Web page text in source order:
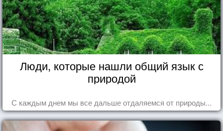
Люди, которые нашли общий язык с
природой
С каждым днем мы все дальше отдаляемся от природы...